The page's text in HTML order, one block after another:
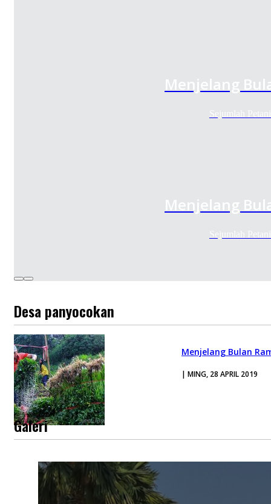
Menjelang
Sejumlah
Menjelang
Sejumlah
Desa panyocokan
Menjelang Bulan
| MING, 28 APRIL 2019
Galeri